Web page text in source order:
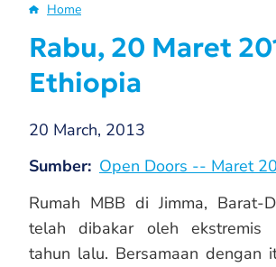
Breadcrumb
Home
Rabu, 20 Maret
Ethiopia
20 March, 2013
Sumber Open Doors -- Maret
Rumah MBB di Jimma, Barat-
telah dibakar oleh ekstremis
tahun lalu. Bersamaan dengan